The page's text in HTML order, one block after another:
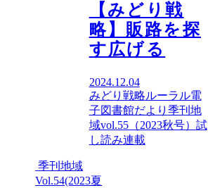
【みどり戦
略】販路を探
す広げる
2024.12.04
みどり戦略ルーラル電
子図書館だより 季刊地
域vol.55（2023秋号） 試
し読み連載
季刊地域
Vol.54(2023夏